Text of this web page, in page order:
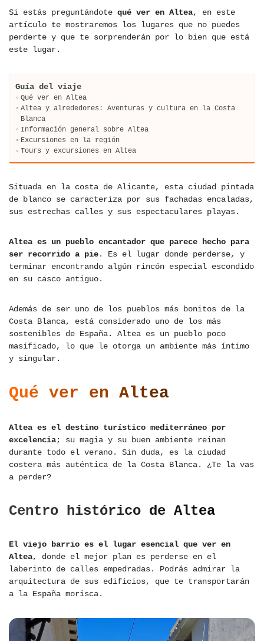
Si estás preguntándote qué ver en Altea, en este
artículo te mostraremos los lugares que no puedes
perderte y que te sorprenderán por lo bien que está
este lugar.
Guía del viaje
Qué ver en Altea
Altea y alrededores: Aventuras y cultura en la Costa
Blanca
Información general sobre Altea
Excursiones en la región
Tours y excursiones en Altea
Situada en la costa de Alicante, esta ciudad pintada
de blanco se caracteriza por sus fachadas encaladas,
sus estrechas calles y sus espectaculares playas.
Altea es un pueblo encantador que parece hecho para
ser recorrido a pie. Es el lugar donde perderse, y
terminar encontrando algún rincón especial escondido
en su casco antiguo.
Además de ser uno de los pueblos más bonitos de la
Costa Blanca, está considerado uno de los más
sostenibles de España. Altea es un pueblo poco
masificado, lo que le otorga un ambiente más íntimo
y singular.
Qué ver en Altea
Altea es el destino turístico mediterráneo por
excelencia; su magia y su buen ambiente reinan
durante todo el verano. Sin duda, es la ciudad
costera más auténtica de la Costa Blanca. ¿Te la vas
a perder?
Centro histórico de Altea
El viejo barrio es el lugar esencial que ver en
Altea, donde el mejor plan es perderse en el
laberinto de calles empedradas. Podrás admirar la
arquitectura de sus edificios, que te transportarán
a la España morisca.